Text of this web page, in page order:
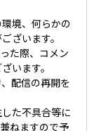
境、何らかの
ざいます。
た際、コメン
います。
配信の再開を
た不具合等に
ねますので予